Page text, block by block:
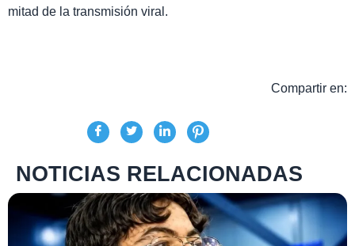
mitad de la transmisión viral.
Compartir en:
NOTICIAS RELACIONADAS